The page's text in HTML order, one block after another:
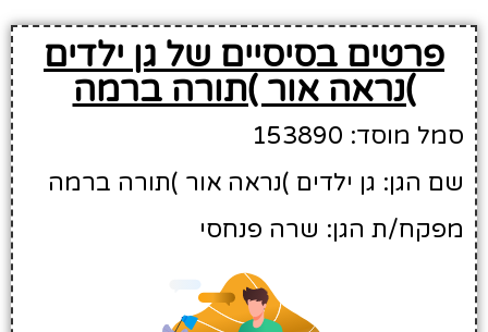
פרטים בסיסיים של גן ילדים
)נראה אור )תורה ברמה
סמל מוסד: 153890
שם הגן: גן ילדים )נראה אור )תורה ברמה
מפקח/ת הגן: שרה פנחסי